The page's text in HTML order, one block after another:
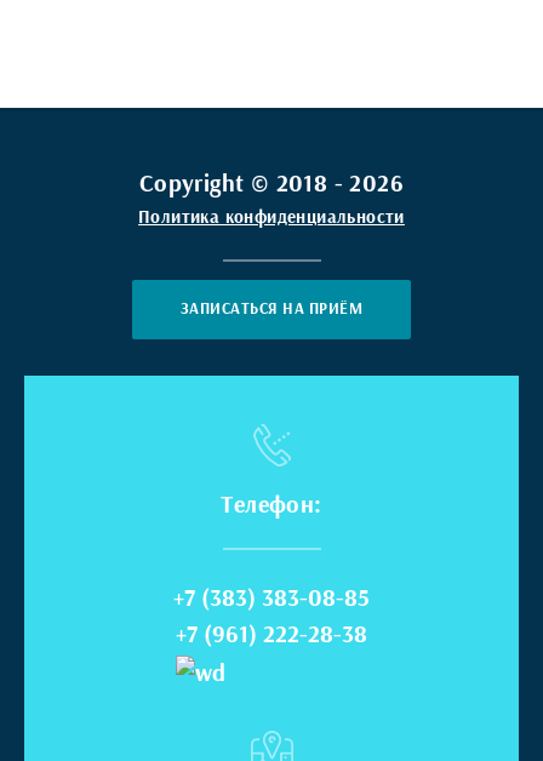
Copyright © 2018 - 2026
Политика конфиденциальности
ЗАПИСАТЬСЯ НА ПРИЁМ
Телефон:
+7 (383) 383-08-85
+7 (961) 222-28-38